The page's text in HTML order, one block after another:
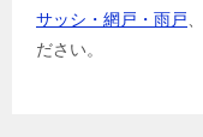
サッシ・網戸・雨戸
ださい。